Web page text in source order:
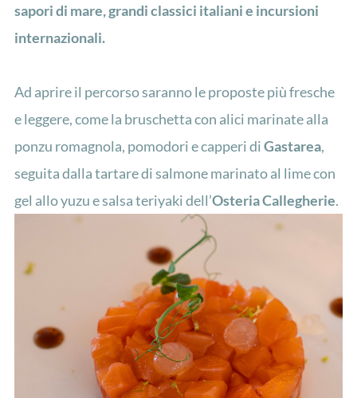
sapori di mare, grandi classici italiani e incursioni
internazionali.
Ad aprire il percorso saranno le proposte più fresche
e leggere, come la bruschetta con alici marinate alla
ponzu romagnola, pomodori e capperi diGastarea,
seguita dalla tartare di salmone marinato al lime con
gel allo yuzu e salsa teriyaki dell’Osteria Callegherie.